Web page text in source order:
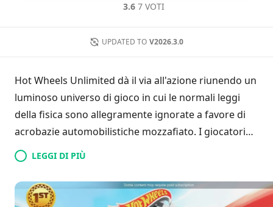
3.6 7 VOTI
UPDATED TO V2026.3.0
Hot Wheels Unlimited dà il via all'azione riunendo un
luminoso universo di gioco in cui le normali leggi
della fisica sono allegramente ignorate a favore di
acrobazie automobilistiche mozzafiato. I giocatori
hanno accesso a una vasta gamma di veicoli che
possono essere migliorati e personalizzati
gradualmente secondo le loro preferenze. Inoltre, il
gioco presenta un editor di tracciati complesso,
LEGGI DI PIÙ